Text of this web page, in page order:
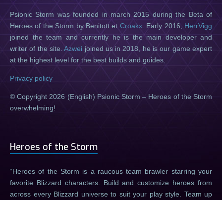
Psionic Storm was founded in march 2015 during the Beta of
Heroes of the Storm by Benitott et Croakx. Early 2016, HerrVigg
joined the team and currently he is the main developer and
writer of the site.Azwei joined us in 2018, he is our game expert
at the highest level for the best builds and guides.
Privacy policy
© Copyright 2026 (English) Psionic Storm – Heroes of the Storm
overwhelming!
Heroes of the Storm
Heroes of the Storm is a raucous team brawler starring your
favorite Blizzard characters. Build and customize heroes from
across every Blizzard universe to suit your play style. Team up